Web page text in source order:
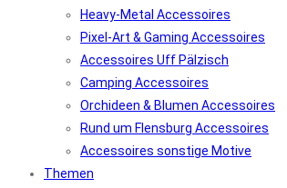
Heavy-Metal Accessoires
Pixel-Art & Gaming Accessoires
Accessoires Uff Pälzisch
Camping Accessoires
Orchideen & Blumen Accessoires
Rund um Flensburg Accessoires
Accessoires sonstige Motive
Themen